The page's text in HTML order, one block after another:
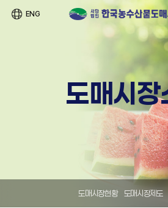
ENG
도매시장
도매시장현황 도매시장제도